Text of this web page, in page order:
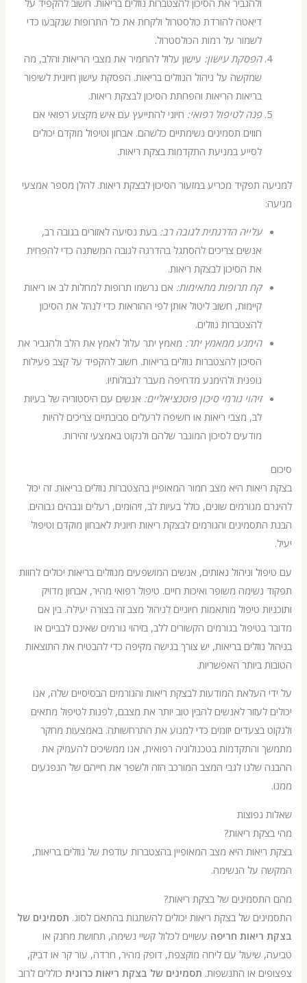
ולהגביר את הסיכון להצטברות נוזלים בריאות. חשוב להקפיד על
דיאטה להורדת כולסטרול ולקחת את כל התרופות שנקבעו כדי
לשמור על רמות הכולסטרול.
הפסקת עישון:עישון עלול להחמיר את מצבי הריאות והלב, מה
שמקשה על ניהול הנוזלים בריאות. הפסקת עישון חיונית לשיפור
בריאות הריאות והפחתת הסיכון לבצקת ריאות.
פנה לטיפול רפואי:חיוני להתייעץ עם איש מקצוע רפואי אם
חווים תסמינים נשימתיים כלשהם. אבחון וטיפול מוקדם יכולים
לסייע במניעת התקדמות בצקת ריאות.
תפקיד מכריע במזעור הסיכון לבצקת ריאות. להלן מספר אמצעי
עלייה הדרגתית לגובה רב:בעת נסיעה לאזורים בגובה רב,
אנשים צריכים להסתגל בהדרגה לגובה המשתנה כדי להפחית
את הסיכון לבצקת ריאות.
קח תרופות מתאימות:אם נרשמו תרופות למחלות לב או ריאות
קיימות, חשוב ליטול אותן לפי ההוראות כדי לנהל את הסיכון
להצטברות נוזלים.
הימנע ממאמץ יתר:מאמץ יתר עלול לאמץ את הלב ולהגביר את
הסיכון להצטברות נוזלים בריאות. חשוב להקפיד על קצב פעילות
גופנית ולהימנע מדחיפה מעבר לגבולותיו.
זיהוי גורמי סיכון פוטנציאליים:אנשים עם היסטוריה של בעיות
לב, מצבי ריאות או חשיפה לרעלים סביבתיים צריכים להיות
מודעים לסיכון המוגבר שלהם ולנקוט באמצעי זהירות.
היא מצב חמור המאופיין בהצטברות נוזלים בריאות. זה יכול
מגורמים שונים, כולל בעיות לב, זיהומים, רעלים וגבהים גבוהים.
והגורמים לבצקת ריאות חיונית לאבחון מוקדם וטיפול
וניהול נאותים, אנשים המושפעים מנוזלים בריאות יכולים לחוות
משופר ואיכות חיים. טיפול רפואי מהיר, אבחון מדויק
טיפול מותאמות חיוניים לניהול מצב זה בצורה יעילה. בין אם
בגורמים הקשורים ללב, בזיהוי גורמים שאינם לבביים או
נוזלים בריאות, יש צורך בגישה מקיפה כדי להבטיח את התוצאות
ביותר האפשריות.
העלאת המודעות לבצקת ריאות והגורמים הבסיסיים שלה, אנו
לעזור לאנשים להבין טוב יותר את מצבם, לפנות לטיפול מתאים
בצעדים יזומים כדי למנוע את התרחשותה. באמצעות מחקר
והתקדמות בטכנולוגיה רפואית, אנו ממשיכים להעמיק את
שלנו לגבי המצב המורכב הזה ולשפר את חייהם של הנפגעים
נפוצות
ריאות?
היא מצב המאופיין בהצטברות עודפת של נוזלים בריאות,
על הנשימה.
של בצקת ריאות?
של בצקת ריאות יכולים להשתנות בהתאם לסוג.תסמינים של
חריפהעשויים לכלול קשיי נשימה, תחושת מחנק או
שיעול עם ליחה מוקצפת, דופק מהיר, חרדה, עור קר או דביק,
או התנשפות.תסמינים של בצקת ריאות כרוניתכוללים לרוב